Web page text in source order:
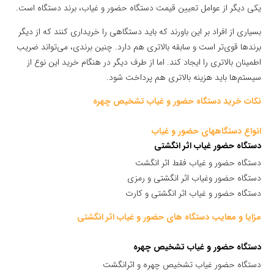
یکی دیگر از عوامل تعیین قیمت دستگاه حضور و غیاب، برند دستگاه است.
بسیاری از افراد بر این باورند که باید دستگاهی را خریداری کنند که از دیگر
برندها قوی‌تر است و سابقه بالاتری هم دارد. چنین برندی، می‌تواند ضریب
اطمینان بالاتری را ایجاد کند. اما از طرف دیگر در هنگام خرید این نوع از
سیستم‌ها باید هزینه بالاتری هم پرداخت شود.
نکات خرید دستگاه حضور و غیاب تشخیص چهره
انواع دستگاههای حضور و غیاب
دستگاه حضور غیاب اثر انگشتی
دستگاه حضور و غیاب فقط اثر انگشت
دستگاه حضور وغیاب اثر انگشتی و رمزی
دستگاه حضور و غیاب اثر انگشتی و کارت
مزایا و معایب دستگاه های حضور و غیاب اثر انگشتی
دستگاه حضور و غیاب تشخیص چهره
دستگاه حضور غیاب تشخیص چهره و اثرانگشت